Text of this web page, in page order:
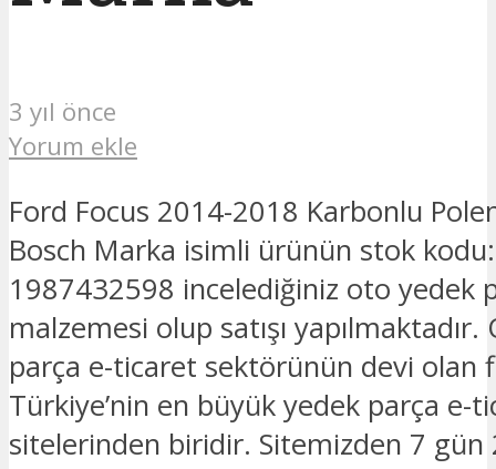
3 yıl önce
Yorum ekle
Ford Focus 2014-2018 Karbonlu
Bosch Marka isimli ürünün stok
1987432598 incelediğiniz oto yedek
malzemesi olup satışı
parça e-ticaret sektörünün devi olan
Türkiye’nin en büyük yedek parça e-
sitelerinden biridir. Sitemizden 7 gün